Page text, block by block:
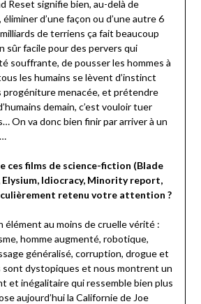
Reset signifie bien, au-delà de
éliminer d’une façon ou d’une autre 6
de terriens ça fait beaucoup
sûr facile pour des pervers qui
souffrante, de pousser les hommes à
les humains se lèvent d’instinct
menacée, et prétendre
demain, c’est vouloir tuer
On va donc bien finir par arriver à un
ces films de science-fiction (Blade
Elysium, Idiocracy, Minority report,
retenu votre attention ?
élément au moins de cruelle vérité :
homme augmenté, robotique,
généralisé, corruption, drogue et
sont dystopiques et nous montrent un
et inégalitaire qui ressemble bien plus
aujourd’hui la Californie de Joe